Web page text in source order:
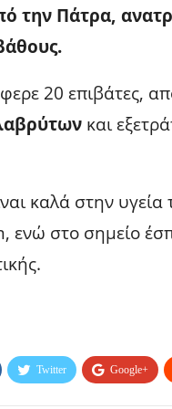
την Πάτρα,
20 επιβάτες,
και
καλά στην
ενώ στο σημείο
Twitter Google+